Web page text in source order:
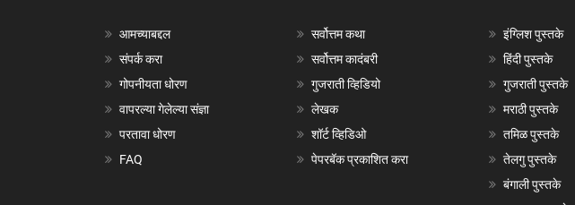
आमच्याबद्दल
संपर्क करा
गोपनीयता धोरण
वापरल्या गेलेल्या संज्ञा
परतावा धोरण
FAQ
सर्वोत्तम कथा
सर्वोत्तम कादंबरी
गुजराती व्हिडियो
लेखक
शॉर्ट व्हिडिओ
पेपरबॅक प्रकाशित करा
इंग्लिश पुस्तके
हिंदी पुस्तके
गुजराती पुस्तके
मराठी पुस्तके
तमिळ पुस्तके
तेलगु पुस्तके
बंगाली पुस्तके